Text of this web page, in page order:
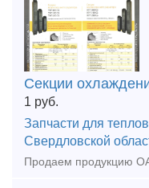
Секции
1 руб.
Запчасти для
Свердловской